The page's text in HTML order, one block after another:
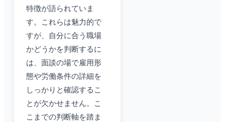
特徴が語られていま
す。これらは魅力的で
すが、自分に合う職場
かどうかを判断するに
は、面談の場で雇用形
態や労働条件の詳細を
しっかりと確認するこ
とが欠かせません。こ
こまでの判断軸を踏ま